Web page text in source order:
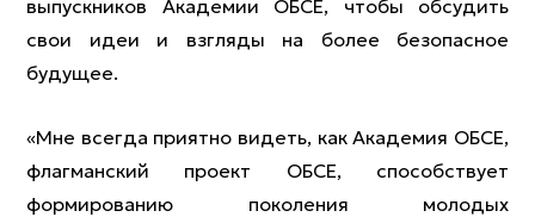
выпускников Академии ОБСЕ, чтобы обсудить
свои идеи и взгляды на более безопасное
будущее.
«Мне всегда приятно видеть, как Академия ОБСЕ,
флагманский проект ОБСЕ, способствует
формированию поколения молодых